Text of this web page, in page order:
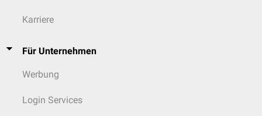
Karriere
Für Unternehmen
Werbung
Login Services